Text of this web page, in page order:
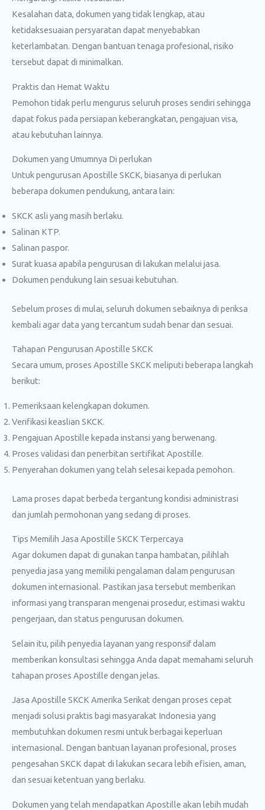
Kesalahan data, dokumen yang tidak lengkap, atau
ketidaksesuaian persyaratan dapat menyebabkan
keterlambatan. Dengan bantuan tenaga profesional, risiko
tersebut dapat di minimalkan.
Praktis dan Hemat Waktu
Pemohon tidak perlu mengurus seluruh proses sendiri sehingga
dapat fokus pada persiapan keberangkatan, pengajuan visa,
atau kebutuhan lainnya.
Dokumen yang Umumnya Di perlukan
Untuk pengurusan Apostille SKCK, biasanya di perlukan
beberapa dokumen pendukung, antara lain:
SKCK asli yang masih berlaku.
Salinan KTP.
Salinan paspor.
Surat kuasa apabila pengurusan di lakukan melalui jasa.
Dokumen pendukung lain sesuai kebutuhan.
Sebelum proses di mulai, seluruh dokumen sebaiknya di periksa
kembali agar data yang tercantum sudah benar dan sesuai.
Tahapan Pengurusan Apostille SKCK
Secara umum, proses Apostille SKCK meliputi beberapa langkah
berikut:
Pemeriksaan kelengkapan dokumen.
Verifikasi keaslian SKCK.
Pengajuan Apostille kepada instansi yang berwenang.
Proses validasi dan penerbitan sertifikat Apostille.
Penyerahan dokumen yang telah selesai kepada pemohon.
Lama proses dapat berbeda tergantung kondisi administrasi
dan jumlah permohonan yang sedang di proses.
Tips Memilih Jasa Apostille SKCK Terpercaya
Agar dokumen dapat di gunakan tanpa hambatan, pilihlah
penyedia jasa yang memiliki pengalaman dalam pengurusan
dokumen internasional. Pastikan jasa tersebut memberikan
informasi yang transparan mengenai prosedur, estimasi waktu
pengerjaan, dan status pengurusan dokumen.
Selain itu, pilih penyedia layanan yang responsif dalam
memberikan konsultasi sehingga Anda dapat memahami seluruh
tahapan proses Apostille dengan jelas.
Jasa Apostille SKCK Amerika Serikat dengan proses cepat
menjadi solusi praktis bagi masyarakat Indonesia yang
membutuhkan dokumen resmi untuk berbagai keperluan
internasional. Dengan bantuan layanan profesional, proses
pengesahan SKCK dapat di lakukan secara lebih efisien, aman,
dan sesuai ketentuan yang berlaku.
Dokumen yang telah mendapatkan Apostille akan lebih mudah